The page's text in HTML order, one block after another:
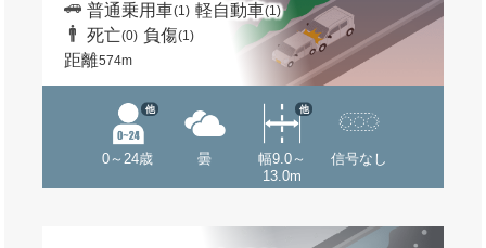
普通乗用車(1) 軽自動車(1)
死亡(0) 負傷(1)
距離574m
0～24歳
他
曇
幅9.0～
13.0m
他
信号なし